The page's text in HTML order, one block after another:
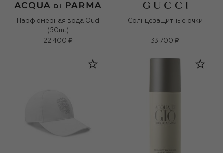
Парфюмерная вода Oud
(50ml)
22 400 ₽
Солнцезащитные очки
33 700 ₽